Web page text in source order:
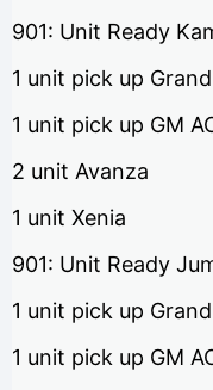
901: Unit Ready
1 unit pick up
1 unit pick up GM
2 unit Avanza
1 unit Xenia
901: Unit Ready
1 unit pick up
1 unit pick up GM